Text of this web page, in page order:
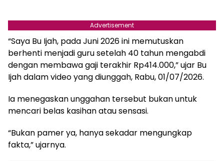
Advertisement
“Saya Bu Ijah, pada Juni 2026 ini memutuskan
berhenti menjadi guru setelah 40 tahun mengabdi
dengan membawa gaji terakhir Rp414.000,” ujar Bu
Ijah dalam video yang diunggah, Rabu, 01/07/2026.
Ia menegaskan unggahan tersebut bukan untuk
mencari belas kasihan atau sensasi.
“Bukan pamer ya, hanya sekadar mengungkap
fakta,” ujarnya.